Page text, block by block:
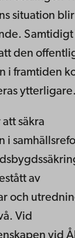
situation
den
i framtiden
ytterligare.
säkra
i
av
och
Vid
vid